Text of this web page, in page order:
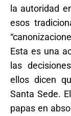
la autoridad
esos
Esta es una
las
ellos dicen
Santa Sede.
papas en